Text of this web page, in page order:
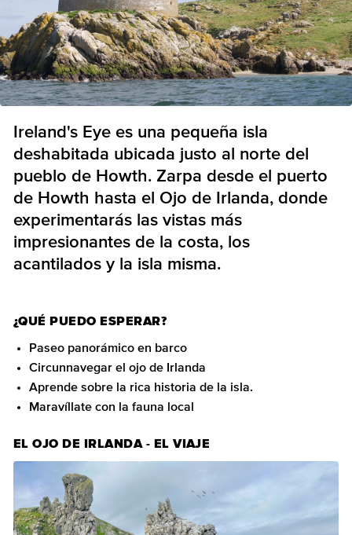
Ireland's Eye es una pequeña isla
deshabitada ubicada justo al norte del
pueblo de Howth. Zarpa desde el puerto
de Howth hasta el Ojo de Irlanda, donde
experimentarás las vistas más
impresionantes de la costa, los
acantilados y la isla misma.
¿QUÉ PUEDO ESPERAR?
Paseo panorámico en barco
Circunnavegar el ojo de Irlanda
Aprende sobre la rica historia de la isla.
Maravíllate con la fauna local
EL OJO DE IRLANDA - EL VIAJE